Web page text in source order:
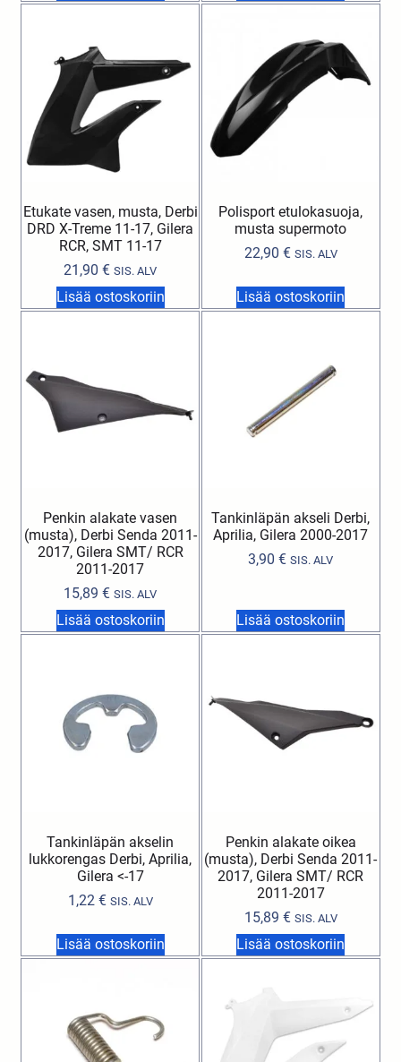
Etukate vasen, musta, Derbi
DRD X-Treme 11-17, Gilera
RCR, SMT 11-17
21,90€ SIS. ALV
Lisää ostoskoriin
Polisport etulokasuoja,
musta supermoto
22,90 € SIS. ALV
Lisää ostoskoriin
Penkin alakate vasen
(musta), Derbi Senda 2011-
2017, Gilera SMT/ RCR
2011-2017
15,89€ SIS. ALV
Lisää ostoskoriin
Tankinläpän akseli Derbi,
Aprilia, Gilera 2000-2017
3,90€ SIS. ALV
Lisää ostoskoriin
Tankinläpän akselin
lukkorengas Derbi, Aprilia,
Gilera <-17
1,22 € SIS. ALV
Lisää ostoskoriin
Penkin alakate oikea
(musta), Derbi Senda 2011-
2017, Gilera SMT/ RCR
2011-2017
15,89 € SIS. ALV
Lisää ostoskoriin